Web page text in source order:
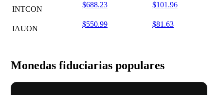
INTCON
$688.23 $101.96
IAUON
$550.99 $81.63
Monedas fiduciarias populares